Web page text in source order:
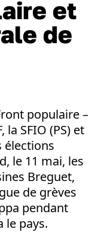
et
de
populaire –
SFIO (PS) et
élections
le 11 mai, les
Breguet,
de grèves
pendant
le pays.